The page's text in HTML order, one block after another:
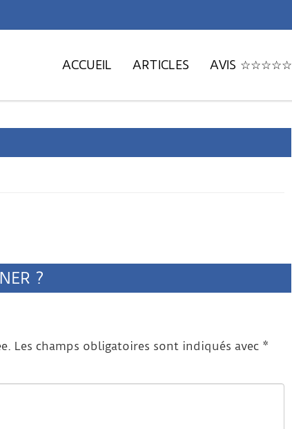
ACCUEIL ARTICLES AVIS ☆☆☆☆☆
?
Les champs obligatoires sont indiqués avec *